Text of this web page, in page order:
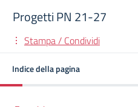
Progetti PN 21-27
Stampa / Condividi
Indice della pagina